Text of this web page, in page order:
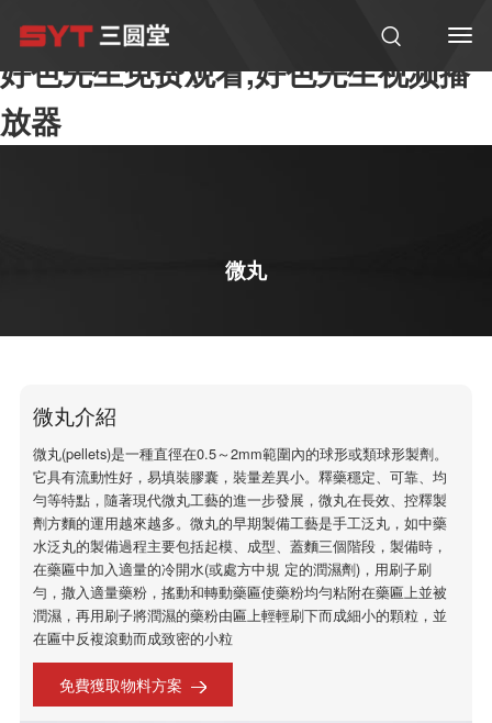
好色先生污视频,好色先生免费下载,
好色先生免费观看,好色先生视频播
放器
微丸
微丸介紹
微丸(pellets)是一種直徑在0.5～2mm範圍內的球形或類球形製劑。
它具有流動性好，易填裝膠囊，裝量差異小。釋藥穩定、可靠、均
勻等特點，隨著現代微丸工藝的進一步發展，微丸在長效、控釋製
劑方麵的運用越來越多。微丸的早期製備工藝是手工泛丸，如中藥
水泛丸的製備過程主要包括起模、成型、蓋麵三個階段，製備時，
在藥匾中加入適量的冷開水(或處方中規 定的潤濕劑)，用刷子刷
勻，撒入適量藥粉，搖動和轉動藥匾使藥粉均勻粘附在藥匾上並被
潤濕，再用刷子將潤濕的藥粉由匾上輕輕刷下而成細小的顆粒，並
在匾中反複滾動而成致密的小粒
免費獲取物料方案